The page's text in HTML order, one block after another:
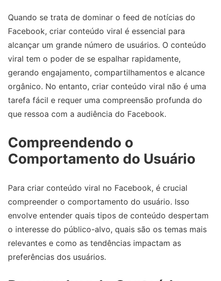
Quando se trata de dominar o feed de notícias do
Facebook, criar conteúdo viral é essencial para
alcançar um grande número de usuários. O conteúdo
viral tem o poder de se espalhar rapidamente,
gerando engajamento, compartilhamentos e alcance
orgânico. No entanto, criar conteúdo viral não é uma
tarefa fácil e requer uma compreensão profunda do
que ressoa com a audiência do Facebook.
Compreendendo o
Comportamento do Usuário
Para criar conteúdo viral no Facebook, é crucial
compreender o comportamento do usuário. Isso
envolve entender quais tipos de conteúdo despertam
o interesse do público-alvo, quais são os temas mais
relevantes e como as tendências impactam as
preferências dos usuários.